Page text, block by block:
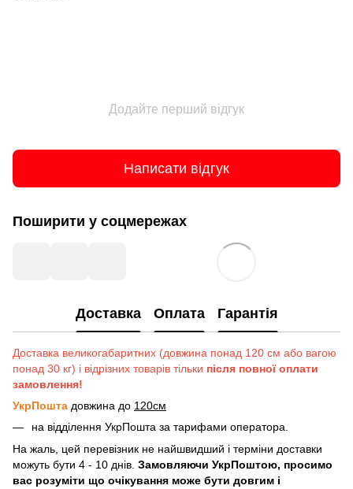
Додайте перший відгук
Написати відгук
Поширити у соцмережах
Доставка Оплата Гарантія
Доставка великогабаритних (довжина понад 120 см або вагою
понад 30 кг) і відрізних товарів тільки після повної оплати
замовлення!
УкрПошта довжина до 120см
на відділення УкрПошта за тарифами оператора.
На жаль, цей перевізник не найшвидший і терміни доставки
можуть бути 4 - 10 днів. Замовляючи УкрПоштою, просимо
вас розуміти що очікування може бути довгим і